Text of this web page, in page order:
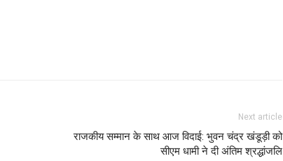
Next article
राजकीय सम्मान के साथ आज विदाई: भुवन चंद्र खंडूड़ी को
सीएम धामी ने दी अंतिम श्रद्धांजलि